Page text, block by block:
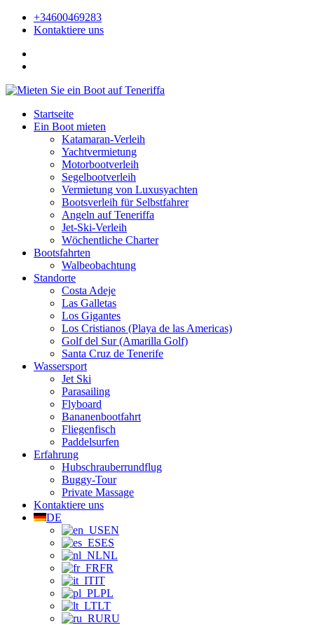
+34600469283
Kontaktiere uns
Startseite
Ein Boot mieten
Katamaran-Verleih
Yachtvermietung
Motorbootverleih
Segelbootverleih
Vermietung von Luxusyachten
Bootsverleih für Selbstfahrer
Angeln auf Teneriffa
Jet-Ski-Verleih
Wöchentliche Charter
Bootsfahrten
Walbeobachtung
Standorte
Costa Adeje
Las Galletas
Los Gigantes
Los Cristianos (Playa de las Americas)
Golf del Sur (Amarilla Golf)
Santa Cruz de Tenerife
Wassersport
Jet Ski
Parasailing
Flyboard
Bananenbootfahrt
Fliegenfisch
Paddelsurfen
Erfahrung
Hubschrauberrundflug
Buggy-Tour
Private Massage
Kontaktiere uns
DE
EN
ES
NL
FR
IT
PL
LT
RU